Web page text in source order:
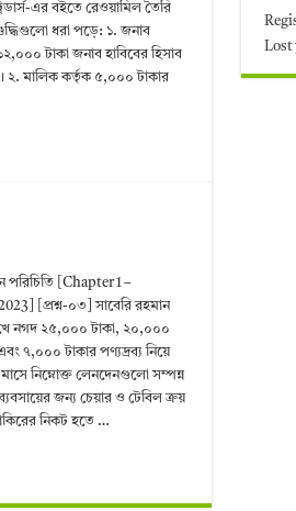
এর বইতে রেওয়ামিল তৈরি
ধরা পড়ে: ১. জনাব
টাকা জনাব হাবিবের হিসাব
২. মালিক কর্তৃক ৫,০০০ টাকার
পরিচিতি [Chapter 1 –
[প্রশ্ন-০৩] সাবেরি রহমান
নগদ ২৫,০০০ টাকা, ২০,০০০
৭,০০০ টাকার পণ্যদ্রব্য নিয়ে
নিম্নোক্ত লেনদেনগুলো সম্পন্ন
জন্য চেয়ার ও টেবিল ক্রয়
নিকট হতে …